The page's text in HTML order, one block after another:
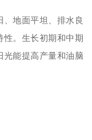
、地面平坦、排水良
性。生长初期和中期
光能提高产量和油脑